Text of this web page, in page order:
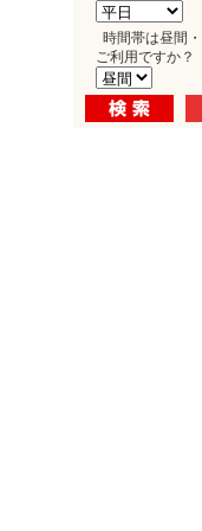
時間帯は昼間
ご利用ですか？